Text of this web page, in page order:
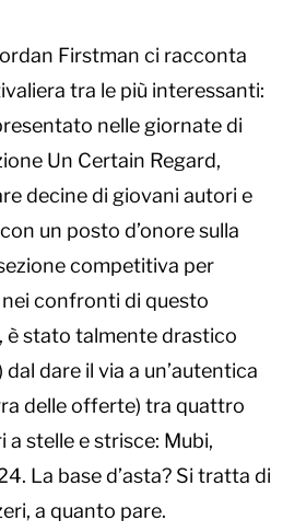
Firstman ci racconta
tra le più interessanti:
nelle giornate di
Un Certain Regard,
decine di giovani autori e
un posto d’onore sulla
competitiva per
confronti di questo
è stato talmente drastico
dare il via a un’autentica
delle offerte) tra quattro
stelle e strisce: Mubi,
La base d’asta? Si tratta di
a quanto pare.